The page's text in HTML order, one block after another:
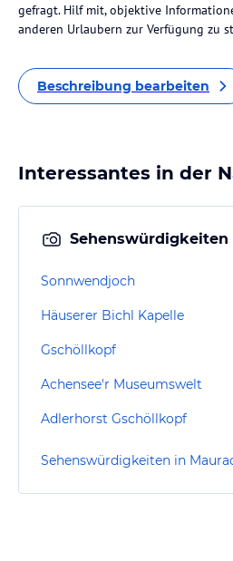
gefragt. Hilf mit, objektive
anderen Urlaubern zur Verfügung zu
Beschreibung bearbeiten
Interessantes in der
Sehenswürdigkeiten
Sonnwendjoch
Häuserer Bichl Kapelle
Gschöllkopf
Achensee'r Museumswelt
Adlerhorst Gschöllkopf
Sehenswürdigkeiten in